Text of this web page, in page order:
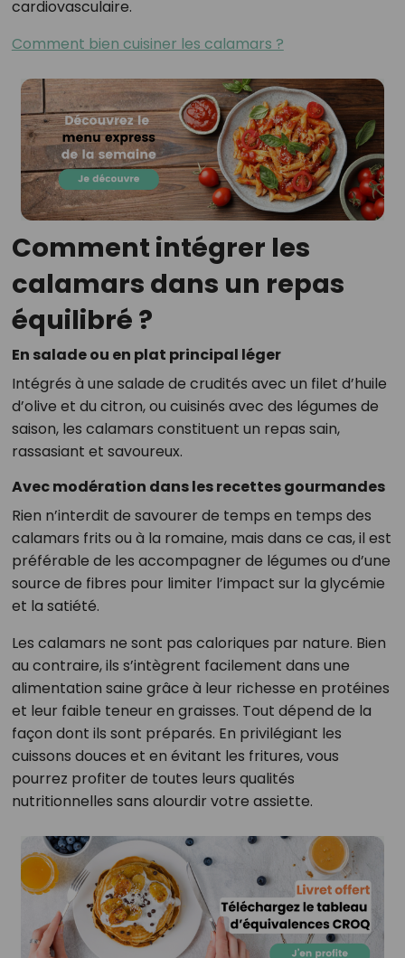
cardiovasculaire.
Comment bien cuisiner les calamars ?
Comment intégrer les
calamars dans un repas
équilibré ?
En salade ou en plat principal léger
Intégrés à une salade de crudités avec un filet d’huile
d’olive et du citron, ou cuisinés avec des légumes de
saison, les calamars constituent un repas sain,
rassasiant et savoureux.
Avec modération dans les recettes gourmandes
Rien n’interdit de savourer de temps en temps des
calamars frits ou à la romaine, mais dans ce cas, il est
préférable de les accompagner de légumes ou d’une
source de fibres pour limiter l’impact sur la glycémie
et la satiété.
Les calamars ne sont pas caloriques par nature. Bien
au contraire, ils s’intègrent facilement dans une
alimentation saine grâce à leur richesse en protéines
et leur faible teneur en graisses. Tout dépend de la
façon dont ils sont préparés. En privilégiant les
cuissons douces et en évitant les fritures, vous
pourrez profiter de toutes leurs qualités
nutritionnelles sans alourdir votre assiette.